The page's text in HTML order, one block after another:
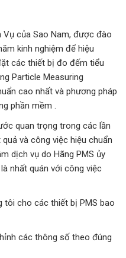
của Sao Nam, được đào
kinh nghiệm để hiệu
các thiết bị đo đếm tiểu
Particle Measuring
cao nhất và phương pháp
phần mềm .
quan trọng trong các lần
và công việc hiệu chuẩn
dịch vụ do Hãng PMS ủy
nhất quán với công việc
tôi cho các thiết bị PMS bao
các thông số theo đúng